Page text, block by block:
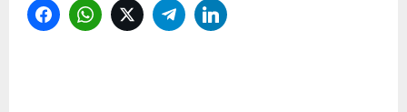
FacebookWhatsAppTwitterTelegram